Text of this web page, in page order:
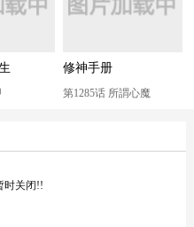
修神手册
第1285话 所謂心魔
时关闭!!